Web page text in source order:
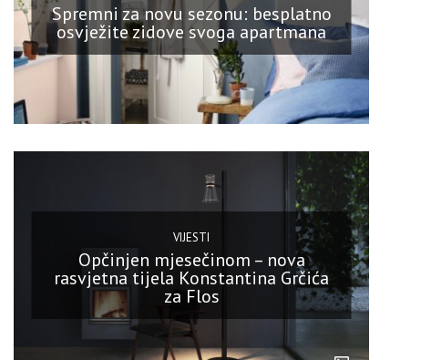
Spremni za novu sezonu: besplatno
osvježite zidove svoga apartmana
VIJESTI
Opčinjen mjesečinom – nova
rasvjetna tijela Konstantina Grčića
za Flos